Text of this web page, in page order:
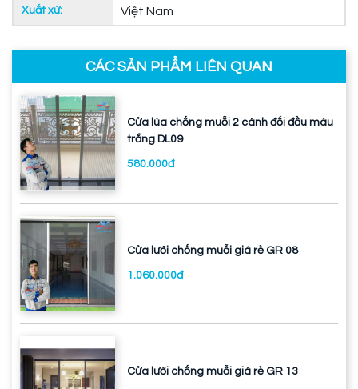
Xuất xứ: Việt Nam
CÁC SẢN PHẨM LIÊN QUAN
Cửa lùa chống muỗi 2 cánh đối đầu màu
trắng DL09
580.000đ
Cửa lưới chống muỗi giá rẻ GR 08
1.060.000đ
Cửa lưới chống muỗi giá rẻ GR 13